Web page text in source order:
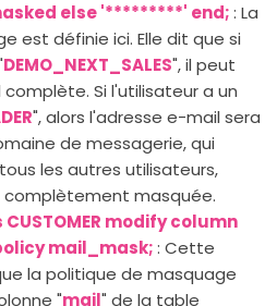
else '*********' end;: La
est définie ici. Elle dit que si
DEMO_NEXT_SALES", il peut
Si l'utilisateur a un
", alors l'adresse e-mail sera
de messagerie, qui
les autres utilisateurs,
masquée.
modify column
mail_mask;: Cette
la politique de masquage
"mail" de la table